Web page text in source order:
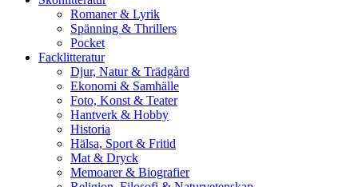
Romaner & Lyrik
Spänning & Thrillers
Pocket
Facklitteratur
Djur, Natur & Trädgård
Ekonomi & Samhälle
Foto, Konst & Teater
Hantverk & Hobby
Historia
Hälsa, Sport & Fritid
Mat & Dryck
Memoarer & Biografier